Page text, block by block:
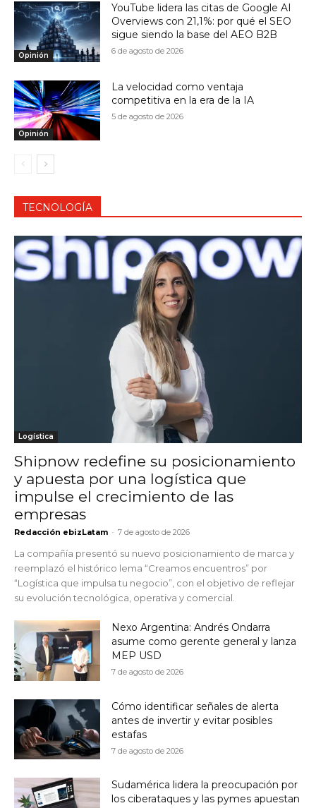
Opinión
YouTube lidera las citas de Google AI
Overviews con 21,1%: por qué el SEO
sigue siendo la base del AEO B2B
6 de agosto de 2026
Opinión
La velocidad como ventaja
competitiva en la era de la IA
5 de agosto de 2026
TECNOLOGÍA
Logística
Shipnow redefine su posicionamiento
y apuesta por una logística que
impulse el crecimiento de las
empresas
Redacción ebizLatam - 7 de agosto de 2026
La compañía presentó su nuevo posicionamiento de marca y
reemplazó el histórico lema “Creamos encuentros” por
“Logística que impulsa tu negocio”, con el objetivo de reflejar
su evolución tecnológica, operativa y comercial.
Nexo Argentina: Andrés Ondarra
asume como gerente general y lanza
MEP USD
7 de agosto de 2026
Cómo identificar señales de alerta
antes de invertir y evitar posibles
estafas
7 de agosto de 2026
Sudamérica lidera la preocupación por
los ciberataques y las pymes apuestan